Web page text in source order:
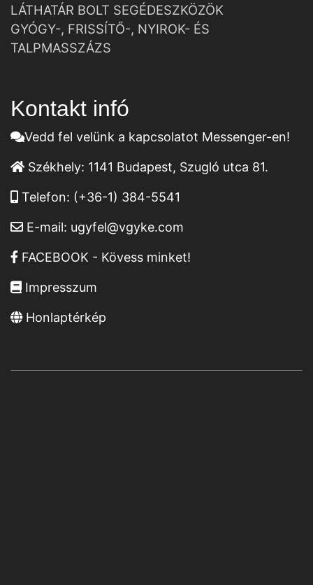
LÁTHATÁR BOLT SEGÉDESZKÖZÖK
GYÓGY-, FRISSÍTŐ-, NYIROK- ÉS
TALPMASSZÁZS
Kontakt infó
Vedd fel velünk a kapcsolatot Messenger-en!
Székhely: 1141 Budapest, Szugló utca 81.
Telefon: (+36-1) 384-5541
E-mail: ugyfel@vgyke.com
FACEBOOK - Kövess minket!
Impresszum
Honlaptérkép